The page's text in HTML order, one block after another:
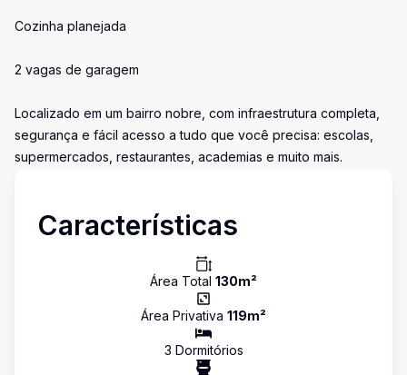
Cozinha planejada
2 vagas de garagem
Localizado em um bairro nobre, com infraestrutura completa,
segurança e fácil acesso a tudo que você precisa: escolas,
supermercados, restaurantes, academias e muito mais.
Características
Área Total 130m²
Área Privativa 119m²
3 Dormitórios